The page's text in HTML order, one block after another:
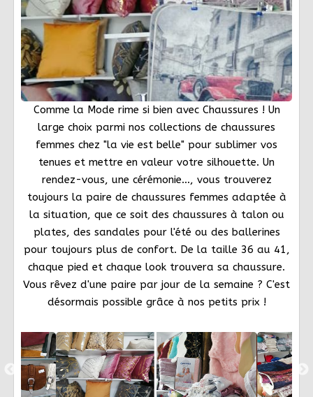
Comme la Mode rime si bien avec Chaussures ! Un
large choix parmi nos collections de chaussures
femmes chez "la vie est belle" pour sublimer vos
tenues et mettre en valeur votre silhouette. Un
rendez-vous, une cérémonie…, vous trouverez
toujours la paire de chaussures femmes adaptée à
la situation, que ce soit des chaussures à talon ou
plates, des sandales pour l'été ou des ballerines
pour toujours plus de confort. De la taille 36 au 41,
chaque pied et chaque look trouvera sa chaussure.
Vous rêvez d'une paire par jour de la semaine ? C'est
désormais possible grâce à nos petits prix !